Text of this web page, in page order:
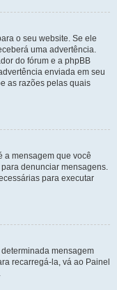
o seu website. Se ele
uma advertência.
do fórum e a phpBB
enviada em seu
as razões pelas quais
a mensagem que você
denunciar mensagens.
para executar
mensagem
recarregá-la, vá ao Painel